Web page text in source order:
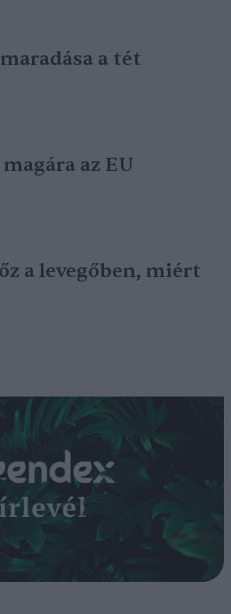
a tét
az EU
a levegőben, miért